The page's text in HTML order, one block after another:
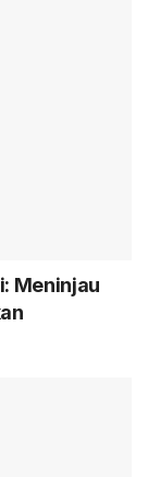
Meninjau